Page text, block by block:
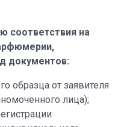
соответствия на
документов:
образца от заявителя
лица);